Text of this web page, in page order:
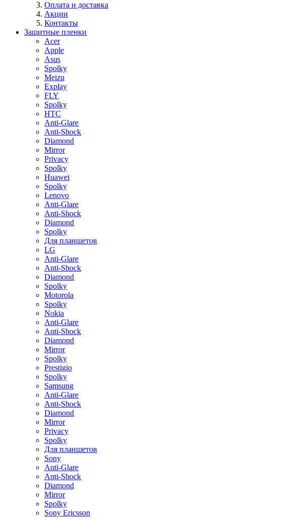
Оплата и доставка
Акции
Контакты
Защитные пленки
Acer
Apple
Asus
Spolky
Meizu
Explay
FLY
Spolky
HTC
Anti-Glare
Anti-Shock
Diamond
Mirror
Privacy
Spolky
Huawei
Spolky
Lenovo
Anti-Glare
Anti-Shock
Diamond
Spolky
Для планшетов
LG
Anti-Glare
Anti-Shock
Diamond
Spolky
Motorola
Spolky
Nokia
Anti-Glare
Anti-Shock
Diamond
Mirror
Spolky
Prestigio
Spolky
Samsung
Anti-Glare
Anti-Shock
Diamond
Mirror
Privacy
Spolky
Для планшетов
Sony
Anti-Glare
Anti-Shock
Diamond
Mirror
Spolky
Sony Ericsson